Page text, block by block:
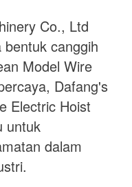
Co., Ltd
canggih
Model Wire
Dafang's
Electric Hoist
untuk
dalam